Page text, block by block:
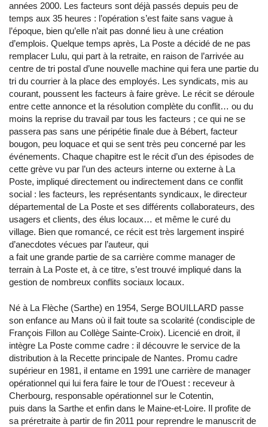
années 2000. Les facteurs sont déjà passés depuis peu de
temps aux 35 heures : l’opération s’est faite sans vague à
l’époque, bien qu’elle n’ait pas donné lieu à une création
d’emplois. Quelque temps après, La Poste a décidé de ne pas
remplacer Lulu, qui part à la retraite, en raison de l’arrivée au
centre de tri postal d’une nouvelle machine qui fera une partie du
tri du courrier à la place des employés. Les syndicats, mis au
courant, poussent les facteurs à faire grève. Le récit se déroule
entre cette annonce et la résolution complète du conflit… ou du
moins la reprise du travail par tous les facteurs ; ce qui ne se
passera pas sans une péripétie finale due à Bébert, facteur
bougon, peu loquace et qui se sent très peu concerné par les
événements. Chaque chapitre est le récit d’un des épisodes de
cette grève vu par l’un des acteurs interne ou externe à La
Poste, impliqué directement ou indirectement dans ce conflit
social : les facteurs, les représentants syndicaux, le directeur
départemental de La Poste et ses différents collaborateurs, des
usagers et clients, des élus locaux… et même le curé du
village. Bien que romancé, ce récit est très largement inspiré
d’anecdotes vécues par l’auteur, qui
a fait une grande partie de sa carrière comme manager de
terrain à La Poste et, à ce titre, s’est trouvé impliqué dans la
gestion de nombreux conflits sociaux locaux.
Né à La Flèche (Sarthe) en 1954, Serge BOUILLARD passe
son enfance au Mans où il fait toute sa scolarité (condisciple de
François Fillon au Collège Sainte-Croix). Licencié en droit, il
intègre La Poste comme cadre : il découvre le service de la
distribution à la Recette principale de Nantes. Promu cadre
supérieur en 1981, il entame en 1991 une carrière de manager
opérationnel qui lui fera faire le tour de l’Ouest : receveur à
Cherbourg, responsable opérationnel sur le Cotentin,
puis dans la Sarthe et enfin dans le Maine-et-Loire. Il profite de
sa préretraite à partir de fin 2011 pour reprendre le manuscrit de